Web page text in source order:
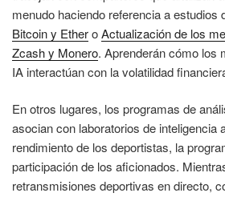
menudo haciendo referencia a estudios
Bitcoin y EtheroActualización de los
Zcash y Monero. Aprenderán cómo los
IA interactúan con la volatilidad
En otros lugares, los programas de
asocian con laboratorios de inteligencia
rendimiento de los deportistas, la
participación de los aficionados.
retransmisiones deportivas en directo,